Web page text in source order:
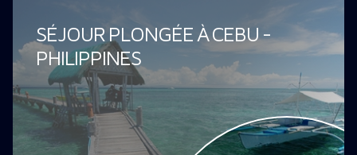
SÉJOUR PLONGÉE À CEBU -
PHILIPPINES